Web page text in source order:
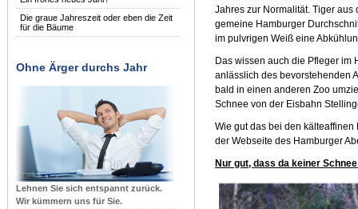
Die graue Jahreszeit oder eben die Zeit
für die Bäume
Ohne Ärger durchs Jahr
Lehnen Sie sich entspannt zurück.
Wir kümmern uns für Sie.
Jahres zur Normalität. Tiger
gemeine Hamburger
im pulvrigen Weiß eine
Das wissen auch die Pfleger im
anlässlich des bevorstehenden
bald in einen anderen Zoo
Schnee von der Eisbahn
Wie gut das bei den
der Webseite des Hamburger
Nur gut, dass da keiner